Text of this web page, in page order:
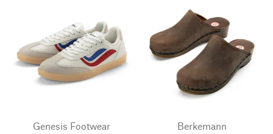
Genesis Footwear
Berkemann